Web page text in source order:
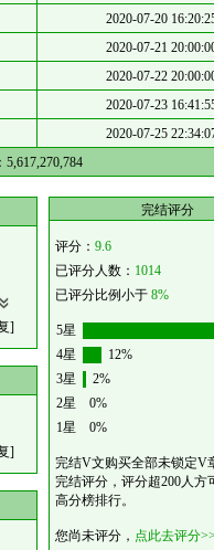
2020-07-20
2020-07-21
2020-07-22
2020-07-23
2020-07-25
5,617,270,784
]
]
完结评分
评分： 9.6
已评分人数： 1014
已评分比例小于 8%
5星
4星
12%
3星
2%
2星
0%
1星
0%
完结V文购买全部未锁定V
完结评分，评分超200人方
高分榜排行。
您尚未评分， 点此去评分>>